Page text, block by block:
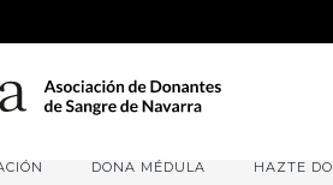
DONA MÉDULA HAZTE